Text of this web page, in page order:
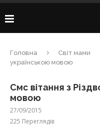
Головна Світ мами
українською мовою
Смс вітання з
мовою
27/09/2015
225 Переглядів